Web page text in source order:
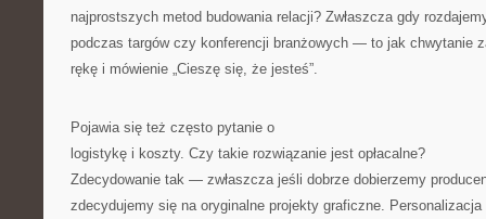
najprostszych metod budowania relacji? Zwłaszcza gdy
podczas targów czy konferencji branżowych — to jak chwytanie
rękę i mówienie „Cieszę się, że jesteś”.
Pojawia się też często pytanie o
logistykę i koszty. Czy takie rozwiązanie jest opłacalne?
Zdecydowanie tak — zwłaszcza jeśli dobrze dobierzemy
zdecydujemy się na oryginalne projekty graficzne. Personalizacja